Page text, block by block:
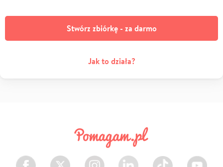
Stwórz zbiórkę - za darmo
Jak to działa?
Facebook Twitter Instagram LinkedIn TikTok Youtube